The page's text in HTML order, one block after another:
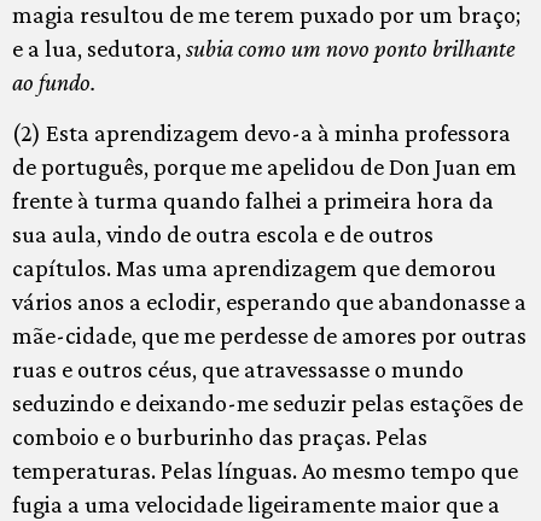
magia resultou de me terem puxado por um braço;
e a lua, sedutora, subia como um novo ponto brilhante
ao fundo.
(2) Esta aprendizagem devo-a à minha professora
de português, porque me apelidou de Don Juan em
frente à turma quando falhei a primeira hora da
sua aula, vindo de outra escola e de outros
capítulos. Mas uma aprendizagem que demorou
vários anos a eclodir, esperando que abandonasse a
mãe-cidade, que me perdesse de amores por outras
ruas e outros céus, que atravessasse o mundo
seduzindo e deixando-me seduzir pelas estações de
comboio e o burburinho das praças. Pelas
temperaturas. Pelas línguas. Ao mesmo tempo que
fugia a uma velocidade ligeiramente maior que a